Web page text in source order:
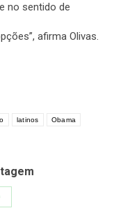
no sentido de
afirma Olivas.
latinos Obama